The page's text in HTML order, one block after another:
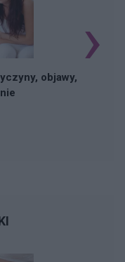
objawy,
›